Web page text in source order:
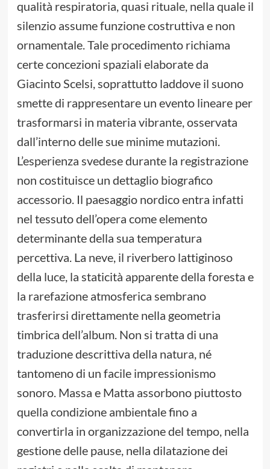
qualità respiratoria, quasi rituale, nella quale il
silenzio assume funzione costruttiva e non
ornamentale. Tale procedimento richiama
certe concezioni spaziali elaborate da
Giacinto Scelsi, soprattutto laddove il suono
smette di rappresentare un evento lineare per
trasformarsi in materia vibrante, osservata
dall’interno delle sue minime mutazioni.
L’esperienza svedese durante la registrazione
non costituisce un dettaglio biografico
accessorio. Il paesaggio nordico entra infatti
nel tessuto dell’opera come elemento
determinante della sua temperatura
percettiva. La neve, il riverbero lattiginoso
della luce, la staticità apparente della foresta e
la rarefazione atmosferica sembrano
trasferirsi direttamente nella geometria
timbrica dell’album. Non si tratta di una
traduzione descrittiva della natura, né
tantomeno di un facile impressionismo
sonoro. Massa e Matta assorbono piuttosto
quella condizione ambientale fino a
convertirla in organizzazione del tempo, nella
gestione delle pause, nella dilatazione dei